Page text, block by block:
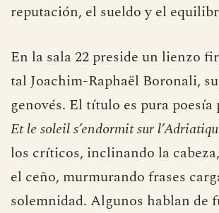
reputación, el sueldo y el
En la sala 22 preside un lienzo
tal Joachim-Raphaël Boronali,
genovés. El título es pura poesía
Et le soleil s’endormit sur
los críticos, inclinando la
el ceño, murmurando frases
solemnidad. Algunos hablan de